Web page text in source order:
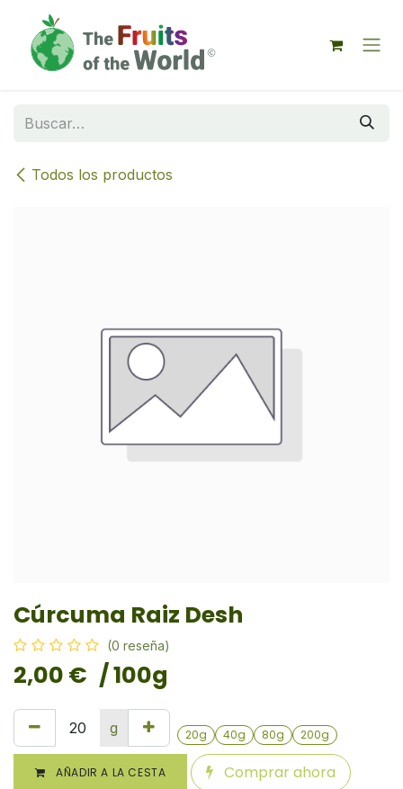
Todos los productos
Cúrcuma Raiz Desh
(0 reseña)
2,00 € / 100g
g 20g 40g 80g 200g
AÑADIR A LA CESTA Comprar ahora